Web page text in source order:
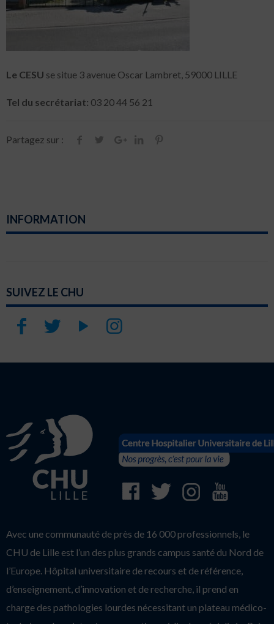
Le CESU se situe 3 avenue Oscar Lambret, 59000 LILLE
Tel du secrétariat: 03 20 44 56 21
Partagez sur :
INFORMATION
SUIVEZ LE CHU
Avec une communauté de près de 16 000 professionnels, le
CHU de Lille est l’un des plus grands campus santé du Nord de
l’Europe. Hôpital universitaire de recours et de référence,
d’enseignement, d’innovation et de recherche, il prend en
charge des pathologies lourdes nécessitant un plateau médico-